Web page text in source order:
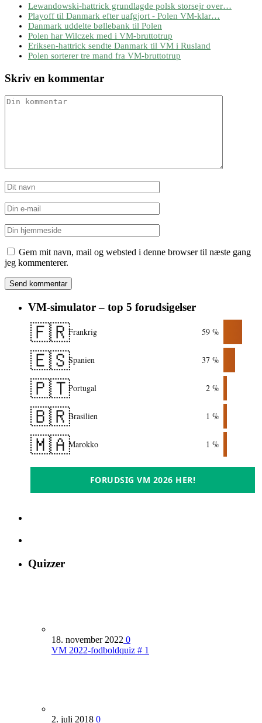
Lewandowski-hattrick grundlagde polsk storsejr over…
Playoff til Danmark efter uafgjort - Polen VM-klar…
Danmark uddelte bøllebank til Polen
Polen har Wilczek med i VM-bruttotrup
Eriksen-hattrick sendte Danmark til VM i Rusland
Polen sorterer tre mand fra VM-bruttotrup
Skriv en kommentar
Gem mit navn, mail og websted i denne browser til næste gang
jeg kommenterer.
VM-simulator – top 5 forudsigelser
🇫🇷Frankrig 59 %
🇪🇸Spanien 37 %
🇵🇹Portugal 2 %
🇧🇷Brasilien 1 %
🇲🇦Marokko 1 %
FORUDSIG VM 2026 HER!
Quizzer
18. november 2022 0
VM 2022-fodboldquiz # 1
2. juli 2018 0